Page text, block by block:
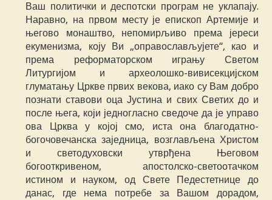
Ваш политички и деспотски програм не уклапају.
Наравно, на првом месту је епископ Артемије и
његово монаштво, непомирљиво према јереси
екуменизма, коју Ви „оправослављујете“, као и
према реформаторском игрању Светом
Литургијом и археолошко-вивисекцијском
глуматању Цркве првих векова, иако су Вам добро
познати ставови оца Јустина и свих Светих до и
после њега, који једногласно сведоче да је управо
ова Црква у којој смо, иста она благодатно-
богочовечанска заједница, возглављена Христом
и светодуховски утврђена Његовом
богооткривеном, апостолско-светоотачком
истином и науком, од Свете Педестетнице до
данас, где нема потребе за Вашом дорадом,